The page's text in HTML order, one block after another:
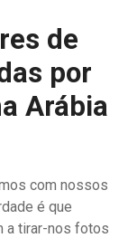
de
por
Arábia
com nossos
é que
a tirar-nos fotos